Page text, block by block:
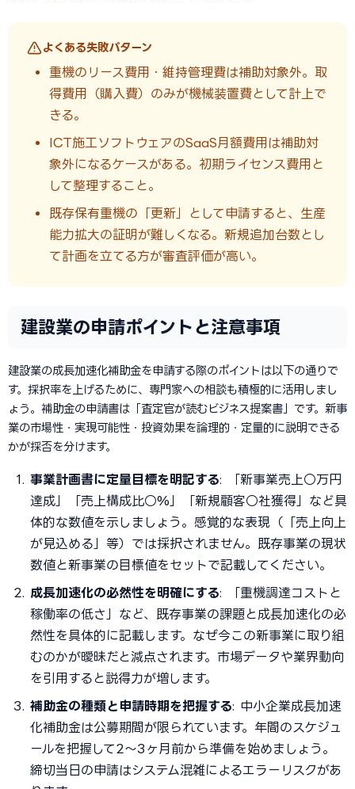
よくある失敗パターン
重機のリース費用・維持管理費は補助対象外。取
得費用（購入費）のみが機械装置費として計上で
きる。
ICT施工ソフトウェアのSaaS月額費用は補助対
象外になるケースがある。初期ライセンス費用と
して整理すること。
既存保有重機の「更新」として申請すると、生産
能力拡大の証明が難しくなる。新規追加台数とし
て計画を立てる方が審査評価が高い。
建設業の申請ポイントと注意事項
建設業の成長加速化補助金を申請する際のポイントは以下の通りで
す。採択率を上げるために、専門家への相談も積極的に活用しまし
ょう。補助金の申請書は「査定官が読むビジネス提案書」です。新事
業の市場性・実現可能性・投資効果を論理的・定量的に説明できる
かが採否を分けます。
事業計画書に定量目標を明記する: 「新事業売上○万円
達成」「売上構成比○%」「新規顧客○社獲得」など具
体的な数値を示しましょう。感覚的な表現（「売上向上
が見込める」等）では採択されません。既存事業の現状
数値と新事業の目標値をセットで記載してください。
成長加速化の必然性を明確にする: 「重機調達コストと
稼働率の低さ」など、既存事業の課題と成長加速化の必
然性を具体的に記載します。なぜ今この新事業に取り組
むのかが曖昧だと減点されます。市場データや業界動向
を引用すると説得力が増します。
補助金の種類と申請時期を把握する: 中小企業成長加速
化補助金は公募期間が限られています。年間のスケジュ
ールを把握して2〜3ヶ月前から準備を始めましょう。
締切当日の申請はシステム混雑によるエラーリスクがあ